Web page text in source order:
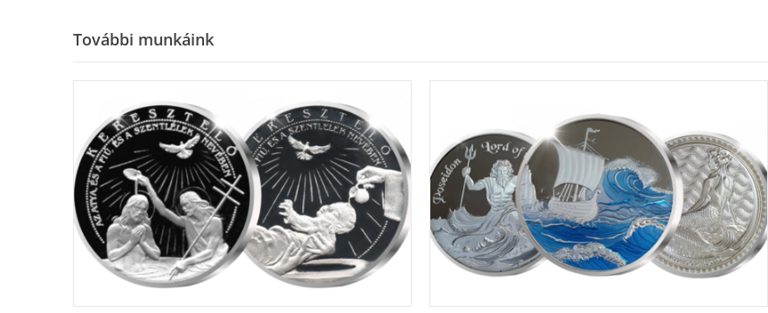
További munkáink